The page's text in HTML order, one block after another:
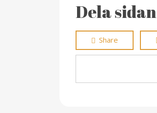
Dela sidan
Share